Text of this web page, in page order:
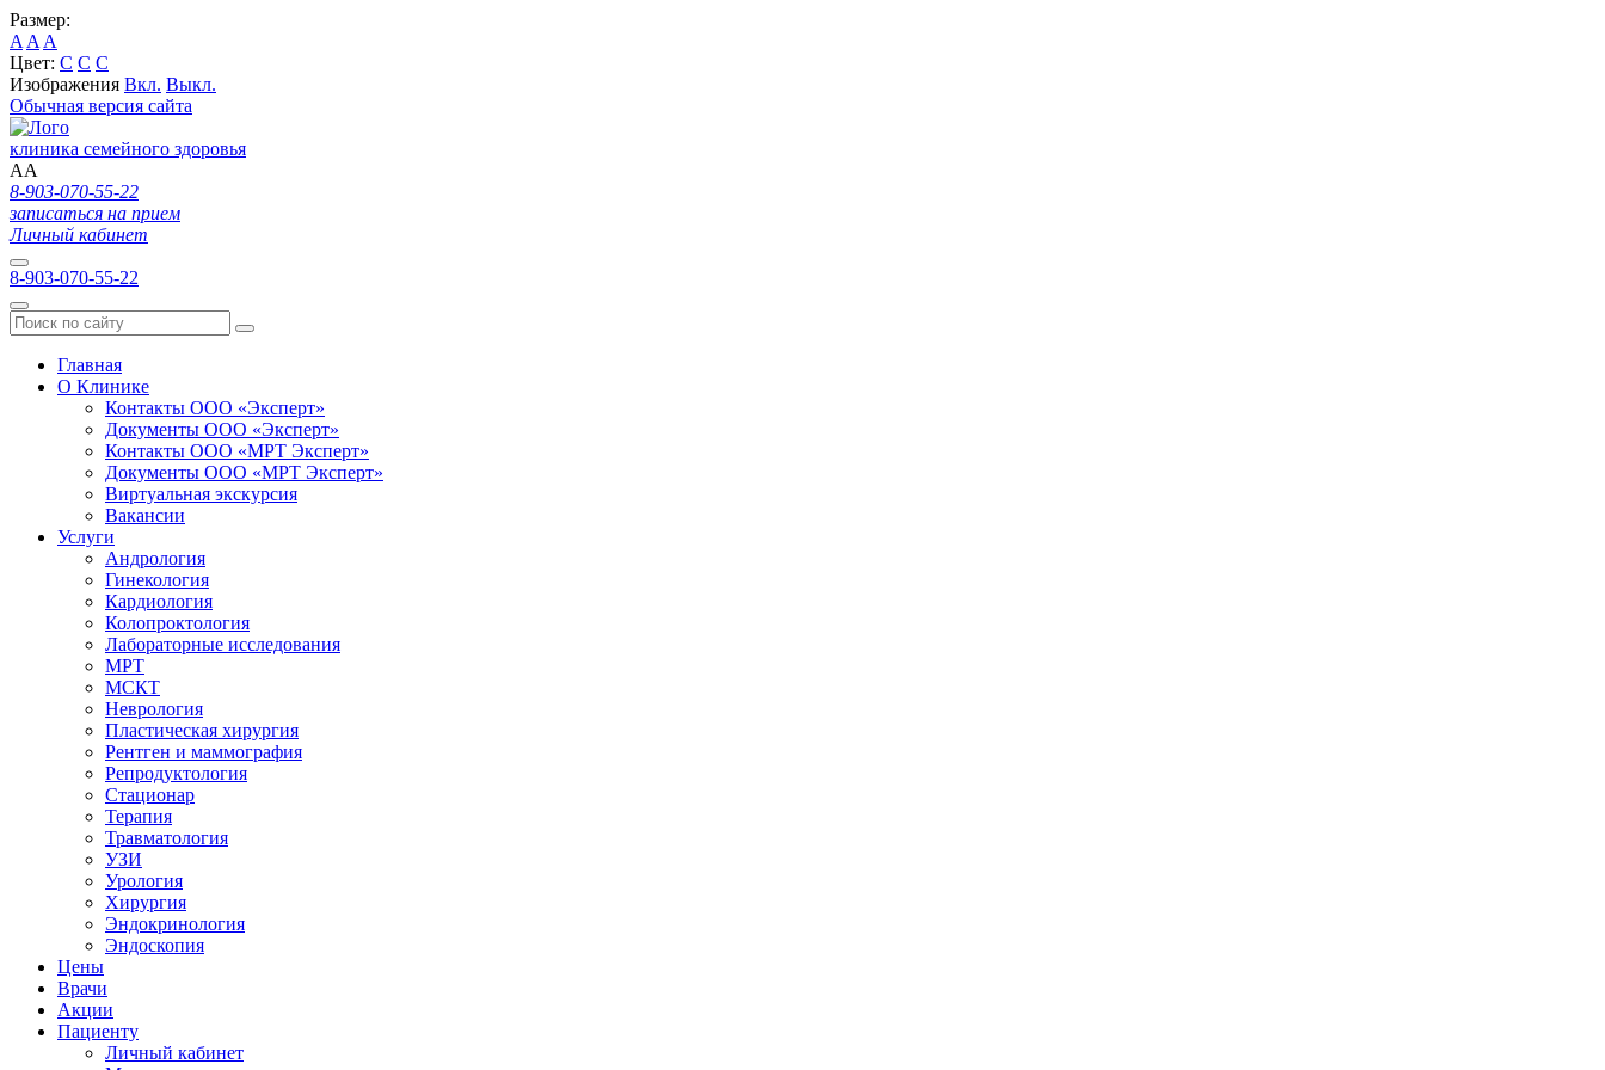
Размер:
A A A
Цвет: C C C
Изображения Вкл. Выкл.
Обычная версия сайта
клиника семейного здоровья
AA
8-903-070-55-22
записаться на прием
Личный кабинет
8-903-070-55-22
Главная
О Клинике
Контакты ООО «Эксперт»
Документы ООО «Эксперт»
Контакты ООО «МРТ Эксперт»
Документы ООО «МРТ Эксперт»
Виртуальная экскурсия
Вакансии
Услуги
Андрология
Гинекология
Кардиология
Колопроктология
Лабораторные исследования
МРТ
МСКТ
Неврология
Пластическая хирургия
Рентген и маммография
Репродуктология
Стационар
Терапия
Травматология
УЗИ
Урология
Хирургия
Эндокринология
Эндоскопия
Цены
Врачи
Акции
Пациенту
Личный кабинет